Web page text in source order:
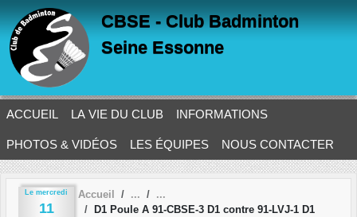
CBSE - Club Badminton
Seine Essonne
ACCUEIL LA VIE DU CLUB INFORMATIONS
PHOTOS & VIDÉOS LES ÉQUIPES NOUS CONTACTER
Le mercredi
11
Accueil
D1 Poule A 91-CBSE-3 D1 contre 91-LVJ-1 D1
Panneau de gestion des cookies